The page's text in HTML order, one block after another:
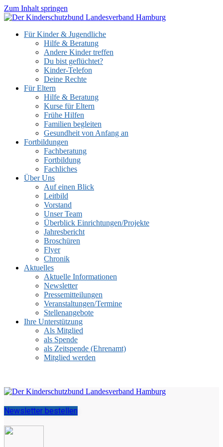
Zum Inhalt springen
Für Kinder & Jugendliche
Hilfe & Beratung
Andere Kinder treffen
Du bist geflüchtet?
Kinder-Telefon
Deine Rechte
Für Eltern
Hilfe & Beratung
Kurse für Eltern
Frühe Hilfen
Familien begleiten
Gesundheit von Anfang an
Fortbildungen
Fachberatung
Fortbildung
Fachliches
Über Uns
Auf einen Blick
Leitbild
Vorstand
Unser Team
Überblick Einrichtungen/Projekte
Jahresbericht
Broschüren
Flyer
Chronik
Aktuelles
Aktuelle Informationen
Newsletter
Pressemitteilungen
Veranstaltungen/Termine
Stellenangebote
Ihre Unterstützung
Als Mitglied
als Spende
als Zeitspende (Ehrenamt)
Mitglied werden
Newsletter bestellen